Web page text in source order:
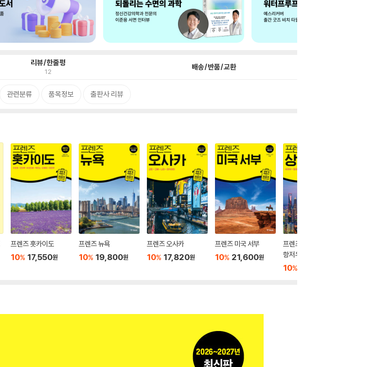
리뷰/한줄평
12 배송/반품/교환
관련분류 품목정보 출판사 리뷰
프렌즈 홋카이도
10% 17,550원
프렌즈 뉴욕
10% 19,800원
프렌즈 오사카
10% 17,820원
프렌즈 미국 서부
10% 21,600원
프렌즈 상하이·쑤저우·
항저우
10%